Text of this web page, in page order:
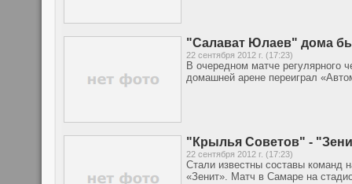
"Салават Юлаев" дома
22 сентября 2012 г. (17:23)
В очередном матче регулярного
домашней арене переиграл
"Крылья Советов" -
22 сентября 2012 г. (17:23)
Стали известны составы команд
«Зенит». Матч в Самаре на